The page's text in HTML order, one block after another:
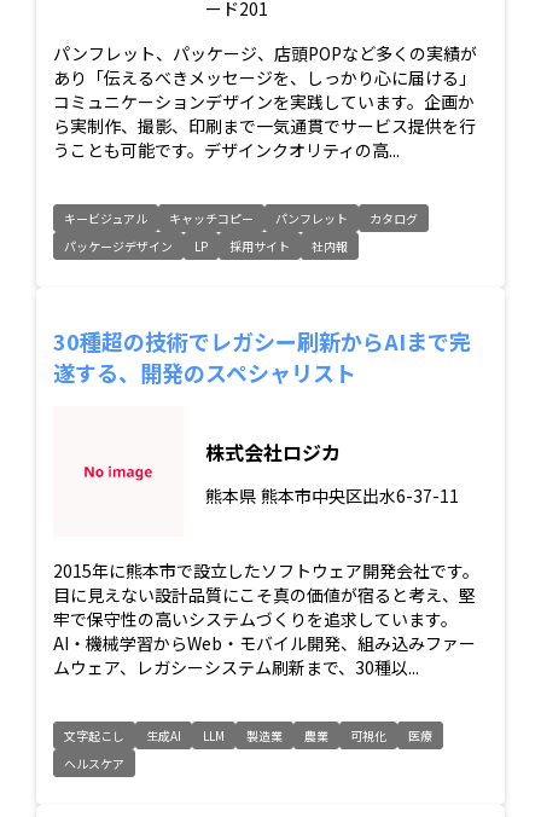
ード201
パンフレット、パッケージ、店頭POPなど多くの実績が
あり「伝えるべきメッセージを、しっかり心に届ける」
コミュニケーションデザインを実践しています。企画か
ら実制作、撮影、印刷まで一気通貫でサービス提供を行
うことも可能です。デザインクオリティの高...
キービジュアル キャッチコピー パンフレット
カタログ
パッケージデザイン
LP 採用サイト 社内報
30種超の技術でレガシー刷新からAIまで完
遂する、開発のスペシャリスト
株式会社ロジカ
熊本県 熊本市中央区出水6-37-11
2015年に熊本市で設立したソフトウェア開発会社です。
目に見えない設計品質にこそ真の価値が宿ると考え、堅
牢で保守性の高いシステムづくりを追求しています。
AI・機械学習からWeb・モバイル開発、組み込みファー
ムウェア、レガシーシステム刷新まで、30種以...
文字起こし 生成AI LLM 製造業 農業 可視化
医療
ヘルスケア